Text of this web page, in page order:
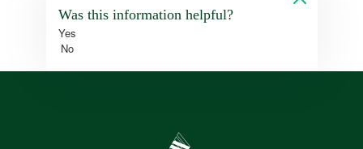
Was this information helpful?
Yes
No